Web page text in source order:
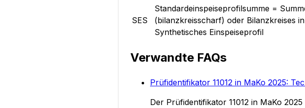
SES
Standardeinspeiseprofilsumme =
(bilanzkreisscharf) oder Bilanzkreises
Synthetisches Einspeiseprofil
Verwandte FAQs
Prüfidentifikator 11012 in MaKo 2025:
Der Prüfidentifikator 11012 in MaKo